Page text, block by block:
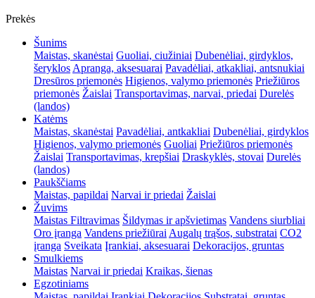
Prekės
Šunims
Maistas, skanėstai Guoliai, ciužiniai Dubenėliai, girdyklos,
šeryklos Apranga, aksesuarai Pavadėliai, atkakliai, antsnukiai
Dresūros priemonės Higienos, valymo priemonės Priežiūros
priemonės Žaislai Transportavimas, narvai, priedai Durelės
(landos)
Katėms
Maistas, skanėstai Pavadėliai, antkakliai Dubenėliai, girdyklos
Higienos, valymo priemonės Guoliai Priežiūros priemonės
Žaislai Transportavimas, krepšiai Draskyklės, stovai Durelės
(landos)
Paukščiams
Maistas, papildai Narvai ir priedai Žaislai
Žuvims
Maistas Filtravimas Šildymas ir apšvietimas Vandens siurbliai
Oro įranga Vandens priežiūrai Augalų trąšos, substratai CO2
įranga Sveikata Įrankiai, aksesuarai Dekoracijos, gruntas
Smulkiems
Maistas Narvai ir priedai Kraikas, šienas
Egzotiniams